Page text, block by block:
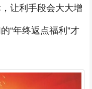
让利手段会大大增
“年终返点福利”才